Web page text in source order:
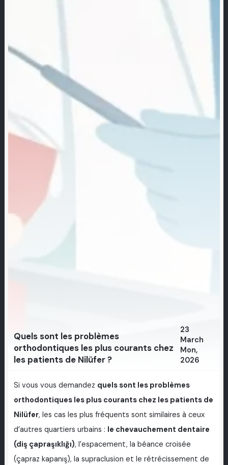
Quels sont les problèmes
orthodontiques les plus courants chez
les patients de Nilüfer ?
23
March
Mon,
2026
Si vous vous demandez quels sont les problèmes
orthodontiques les plus courants chez les patients de
Nilüfer, les cas les plus fréquents sont similaires à ceux
d’autres quartiers urbains : le chevauchement dentaire
(diş çapraşıklığı), l’espacement, la béance croisée
(çapraz kapanış), la supraclusion et le rétrécissement de